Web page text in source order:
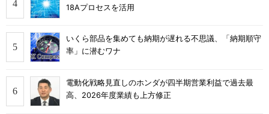
18Aプロセスを活用
いくら部品を集めても納期が遅れる不思議、「納期順守
率」に潜むワナ
電動化戦略見直しのホンダが四半期営業利益で過去最
高、2026年度業績も上方修正